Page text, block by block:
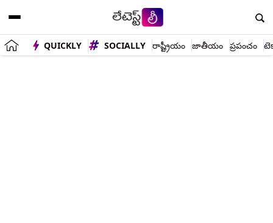
QUICKLY SOCIALLY రాష్ట్రీయం జాతీయం ప్రపంచం